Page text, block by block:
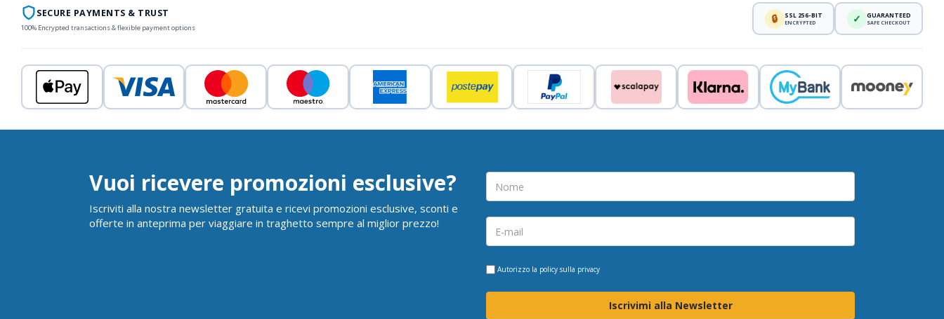
SECURE PAYMENTS & TRUST
100% Encrypted transactions & flexible payment options
🔒 SSL 256-BIT
ENCRYPTED ✓ GUARANTEED
SAFE CHECKOUT
Vuoi ricevere promozioni esclusive?
Iscriviti alla nostra newsletter gratuita e ricevi promozioni esclusive, sconti e
offerte in anteprima per viaggiare in traghetto sempre al miglior prezzo!
Autorizzo la policy sulla privacy
Iscrivimi alla Newsletter